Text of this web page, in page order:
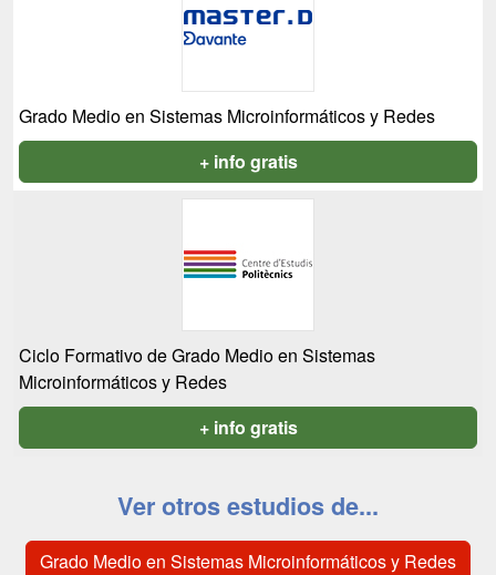
Grado Medio en Sistemas Microinformáticos y Redes
+ info gratis
Ciclo Formativo de Grado Medio en Sistemas
Microinformáticos y Redes
+ info gratis
Ver otros estudios de...
Grado Medio en Sistemas Microinformáticos y Redes